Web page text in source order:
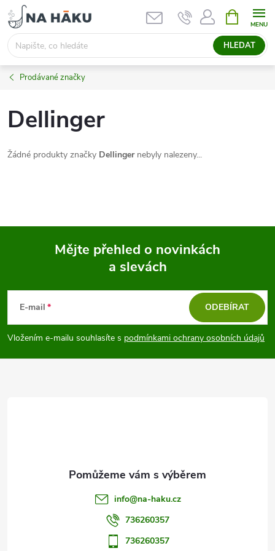
Přejít
na
obsah
HLEDAT
NÁKUPNÍ
KOŠÍK
Prodávané značky
Dellinger
Žádné produkty značky Dellingernebyly nalezeny...
p
a
Mějte přehled o novinkách
a slevách
E-mail
Vložením e-mailu souhlasíte s podmínkami ochrany osobních údajů
ODEBÍRAT
info@na-haku.cz
736260357
736260357